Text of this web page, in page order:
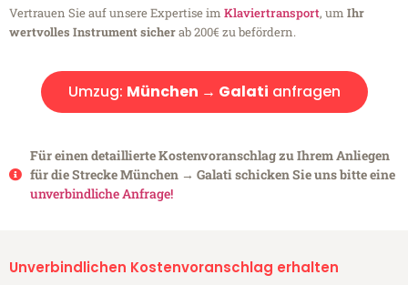
Vertrauen Sie auf unsere Expertise im Klaviertransport, um Ihr
wertvolles Instrument sicherab 200€ zu befördern.
Umzug: München → Galati anfragen
Für einen detaillierte Kostenvoranschlag zu Ihrem Anliegen
für die Strecke München → Galati schicken Sie uns bitte eine
unverbindliche Anfrage!
Unverbindlichen Kostenvoranschlag erhalten